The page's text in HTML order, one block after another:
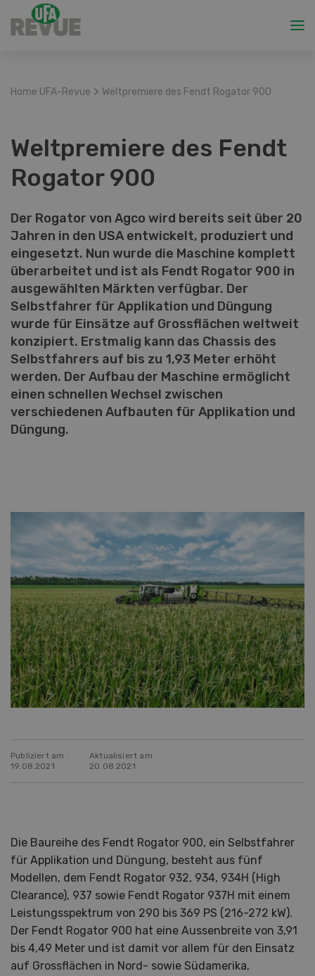
Home UFA-Revue > Weltpremiere des Fendt Rogator 900
Weltpremiere des Fendt
Rogator 900
Der Rogator von Agco wird bereits seit über 20
Jahren in den USA entwickelt, produziert und
eingesetzt. Nun wurde die Maschine komplett
überarbeitet und ist als Fendt Rogator 900 in
ausgewählten Märkten verfügbar. Der
Selbstfahrer für Applikation und Düngung
wurde für Einsätze auf Grossflächen weltweit
konzipiert. Erstmalig kann das Chassis des
Selbstfahrers auf bis zu 1,93 Meter erhöht
werden. Der Aufbau der Maschine ermöglicht
einen schnellen Wechsel zwischen
verschiedenen Aufbauten für Applikation und
Düngung.
Publiziert am
19.08.2021
Aktualisiert am
20.08.2021
Die Baureihe des Fendt Rogator 900, ein Selbstfahrer
für Applikation und Düngung, besteht aus fünf
Modellen, dem Fendt Rogator 932, 934, 934H (High
Clearance), 937 sowie Fendt Rogator 937H mit einem
Leistungsspektrum von 290 bis 369 PS (216-272 kW).
Der Fendt Rogator 900 hat eine Aussenbreite von 3,91
bis 4,49 Meter und ist damit vor allem für den Einsatz
auf Grossflächen in Nord- sowie Südamerika,